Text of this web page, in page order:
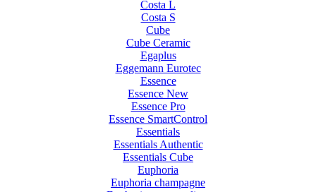
Costa L
Costa S
Cube
Cube Ceramic
Egaplus
Eggemann Eurotec
Essence
Essence New
Essence Pro
Essence SmartControl
Essentials
Essentials Authentic
Essentials Cube
Euphoria
Euphoria champagne